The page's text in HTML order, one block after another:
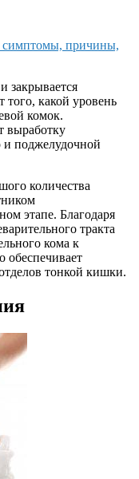
симптомы, причины,
закрывается
того, какой уровень
комок.
выработку
поджелудочной
количества
этапе. Благодаря
тракта
кома к
тонкой кишки.